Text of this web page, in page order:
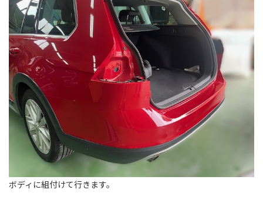
ボディに組付けて行きます。